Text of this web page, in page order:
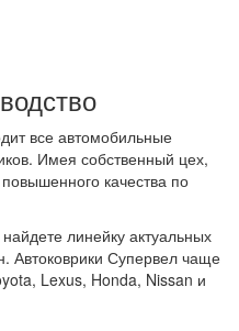
все автомобильные
Имея собственный цех,
качества по
линейку актуальных
Автоковрики Супервел чаще
Lexus, Honda, Nissan и